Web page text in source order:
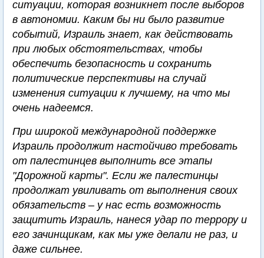
ситуации, которая возникнет после выборов
в автономии. Каким бы ни было развитие
событий, Израиль знает, как действовать
при любых обстоятельствах, чтобы
обеспечить безопасность и сохранить
политические перспективы на случай
изменения ситуации к лучшему, на что мы
очень надеемся.
При широкой международной поддержке
Израиль продолжит настойчиво требовать
от палестинцев выполнить все этапы
"Дорожной карты". Если же палестинцы
продолжат увиливать от выполнения своих
обязательств – у нас есть возможность
защитить Израиль, нанеся удар по террору и
его зачинщикам, как мы уже делали не раз, и
даже сильнее.